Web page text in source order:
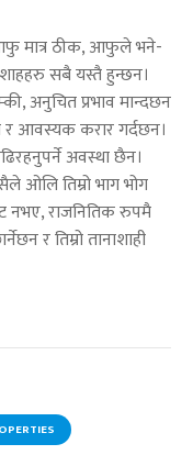
आफु मात्र ठीक, आफुले भने-
सबै यस्तै हुन्छन।
अनुचित प्रभाव मान्दछन
र आवस्यक करार गर्दछन।
अवस्था छैन।
ओलि तिम्रो भाग भोग
नभए, राजनितिक रुपमै
र तिम्रो तानाशाही